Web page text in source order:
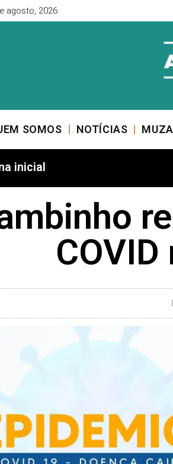
agosto, 2026
SOMOS NOTÍCIAS
inicial